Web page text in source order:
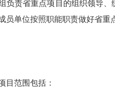
责省重点项目的组织领导、
员单位按照职能职责做好省重
范围包括：